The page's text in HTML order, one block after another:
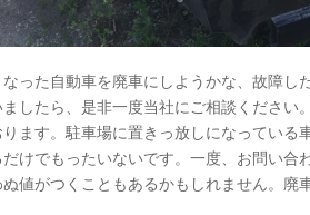
った自動車を廃車にしようかな、故障し
ましたら、是非一度当社にご相談ください
ます。駐車場に置きっ放しになっている
だけでもったいないです。一度、お問い
値がつくこともあるかもしれません。廃